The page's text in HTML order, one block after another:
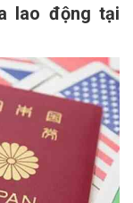
lao động tại